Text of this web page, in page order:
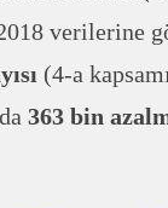
verilerine
(4-a
363 bin